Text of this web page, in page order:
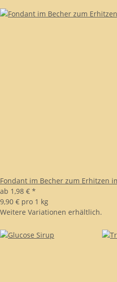
Fondant im Becher zum Erhitzen
ab 1,98 € *
9,90 € pro 1 kg
Weitere Variationen erhältlich.